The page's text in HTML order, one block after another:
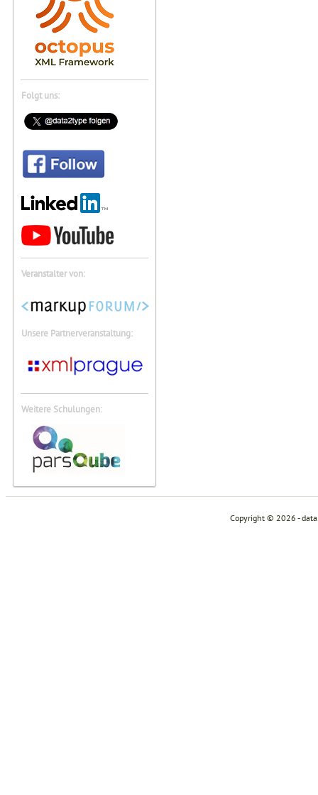
Folgt uns:
Veranstalter von:
Unsere Partnerveranstaltung:
Weitere Schulungen:
Copyright © 2026 -